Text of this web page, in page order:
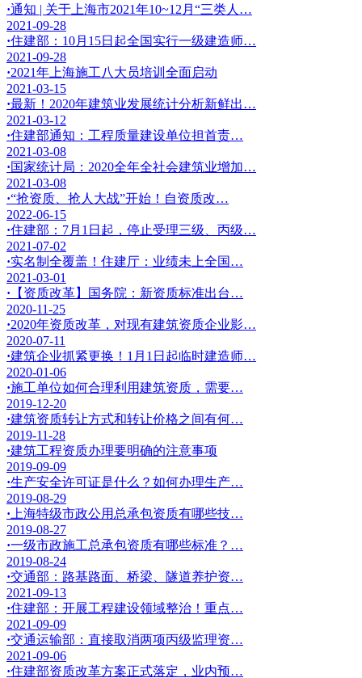
·通知 | 关于上海市2021年10~12月“三类人…
2021-09-28
·住建部：10月15日起全国实行一级建造师…
2021-09-28
·2021年上海施工八大员培训全面启动
2021-03-15
·最新！2020年建筑业发展统计分析新鲜出…
2021-03-12
·住建部通知：工程质量建设单位担首责…
2021-03-08
·国家统计局：2020全年全社会建筑业增加…
2021-03-08
·“抢资质、抢人大战”开始！自资质改…
2022-06-15
·住建部：7月1日起，停止受理三级、丙级…
2021-07-02
·实名制全覆盖！住建厅：业绩未上全国…
2021-03-01
· 【资质改革】国务院：新资质标准出台…
2020-11-25
·2020年资质改革，对现有建筑资质企业影…
2020-07-11
·建筑企业抓紧更换！1月1日起临时建造师…
2020-01-06
·施工单位如何合理利用建筑资质，需要…
2019-12-20
·建筑资质转让方式和转让价格之间有何…
2019-11-28
·建筑工程资质办理要明确的注意事项
2019-09-09
·生产安全许可证是什么？如何办理生产…
2019-08-29
· 上海特级市政公用总承包资质有哪些技…
2019-08-27
·一级市政施工总承包资质有哪些标准？…
2019-08-24
·交通部：路基路面、桥梁、隧道养护资…
2021-09-13
·住建部：开展工程建设领域整治！重点…
2021-09-09
·交通运输部：直接取消两项丙级监理资…
2021-09-06
·住建部资质改革方案正式落定，业内预…